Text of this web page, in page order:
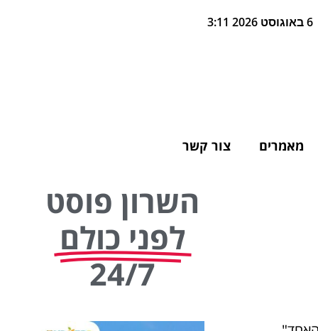
6 באוגוסט 2026 3:11
מאמרים צור קשר
השרון פוסט
לפני כולם
24/7